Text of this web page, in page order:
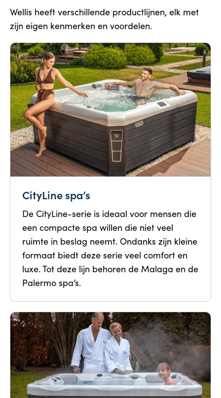
Wellis heeft verschillende productlijnen, elk met
zijn eigen kenmerken en voordelen.
CityLine spa’s
De CityLine-serie is ideaal voor mensen die
een compacte spa willen die niet veel
ruimte in beslag neemt. Ondanks zijn kleine
formaat biedt deze serie veel comfort en
luxe. Tot deze lijn behoren de Malaga en de
Palermo spa’s.